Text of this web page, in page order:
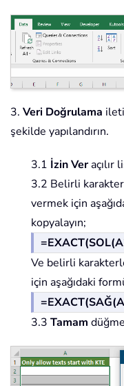
3. Veri Doğrulama
şekilde yapılandırın.
3.1 İzin Veraçılır
3.2 Belirli
vermek için
kopyalayın;
Ve belirli
için aşağıdaki
3.3 Tamam